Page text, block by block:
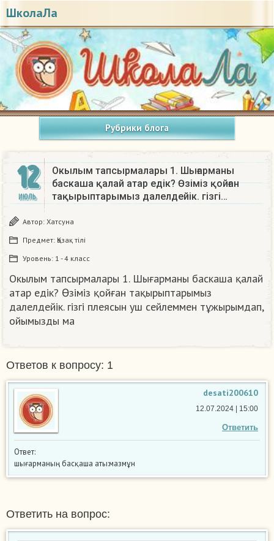
ШколаЛа
Рубрики блога
12
ИЮЛЬ
Окылым тапсырмалары 1. Шығарманы
баскаша қалай атар едік? Өзiмiз қойған
тақырыптарымыз далелдейік. гiзгi…
Автор: Хатсуна
Предмет: Қазақ тiлi
Уровень: 1 - 4 класс
Окылым тапсырмалары 1. Шығарманы баскаша қалай
атар едік? Өзiмiз қойған тақырыптарымыз
далелдейік. гiзгi плеясын уш сейлеммен тұжырымдап,
ойымызды ма​
Ответов к вопросу: 1
desati200610
Ответить
12.07.2024 | 15:00
Ответ:
шығарманың басқаша аты:мазмұн
Ответить на вопрос: